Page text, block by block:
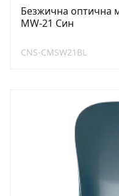
Безжична оптична
MW-21 Син
CNS-CMSW21BL